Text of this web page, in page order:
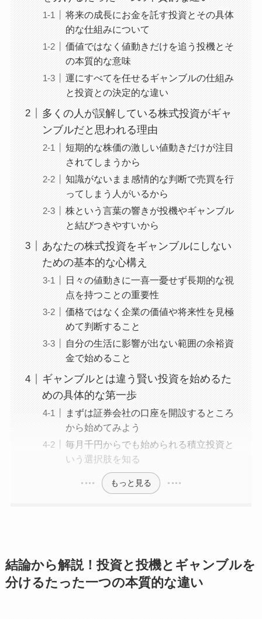
将来の成長にお金を託す投資とその具体
的な仕組みについて
価値ではなく値動きだけを追う投機とそ
の本質的な意味
運にすべてを任せるギャンブルの仕組み
と投資との決定的な違い
多くの人が誤解している株式投資がギャ
ンブルだと思われる理由
短期的な株価の激しい値動きだけが注目
されてしまうから
知識がないまま感情的な判断で売買を行
ってしまう人がいるから
株という言葉の響きが投機やギャンブル
と結びつきやすいから
あなたの株式投資をギャンブルにしない
ための基本的な心構え
日々の値動きに一喜一憂せず長期的な視
点を持つことの重要性
価格ではなく企業の価値や将来性を見極
めて判断すること
自分の生活に影響が出ない範囲の余裕資
金で始めること
ギャンブルとは違う賢い投資を始めるた
めの具体的な第一歩
まずは証券会社の口座を開設するところ
から始めてみよう
毎月千円からでも始められる積立投資と
いう選択肢を知る
もっと見る
結論から解説！投資と投機とギャンブルを
分けるたった一つの本質的な違い